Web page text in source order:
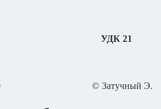
21
7771-66-0© Затучный Э.